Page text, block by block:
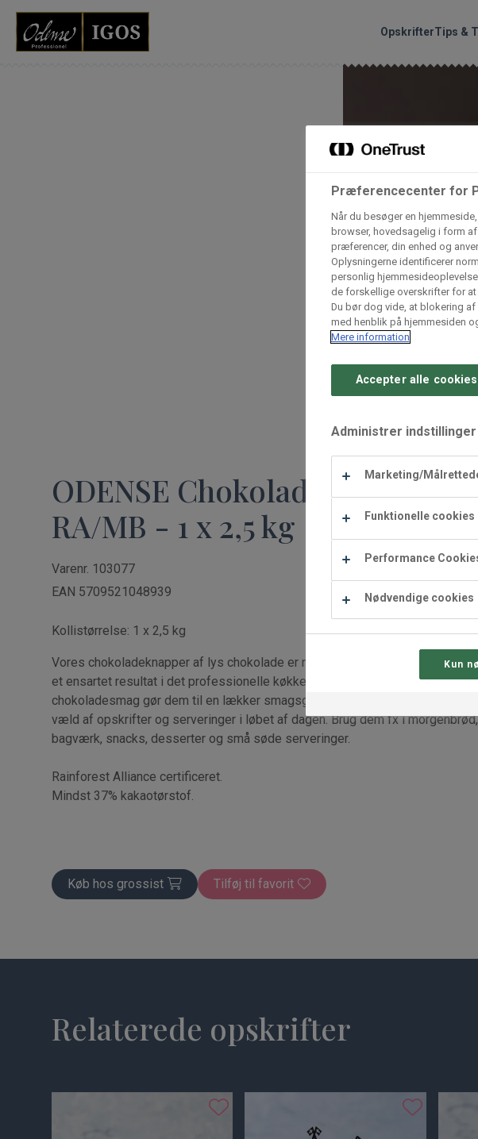
OpskrifterTips &
ODENSE Chokolade Mælk 37%
RA/MB - 1 x 2,5 kg
Varenr. 103077
EAN 5709521048939
Kollistørrelse: 1 x 2,5 kg
Vores chokoladeknapper af lys chokolade er nemme at arbejde med og sikrer
et ensartet resultat i det professionelle køkken. Den gode og intense
chokoladesmag gør dem til en lækker smagsgiver, der egner sig godt i et
væld af opskrifter og serveringer i løbet af dagen. Brug dem fx i morgenbrød,
bagværk, snacks, desserter og små søde serveringer.
Rainforest Alliance certificeret.
Mindst 37% kakaotørstof.
Køb hos grossist Tilføj til favorit
Relaterede opskrifter
Grossister der forhandler
Arctic Import
Dagrofa
INCO Cash & Carry
Vaffelexpressen
Gem
Lad ikke en eneste
Bliv medlem af
nem adgang til dine
Præferencecenter for
Når du besøger en
browser, hovedsagelig i form
præferencer, din enhed og
Oplysningerne identificerer
personlig
de forskellige overskrifter for
Du bør dog vide, at blokering
med henblik på hjemmesiden
Mere information
Accepter alle cookies
Administrer
Marketing/
Funktionelle cookies
Performance
Nødvendige cookies
Kun